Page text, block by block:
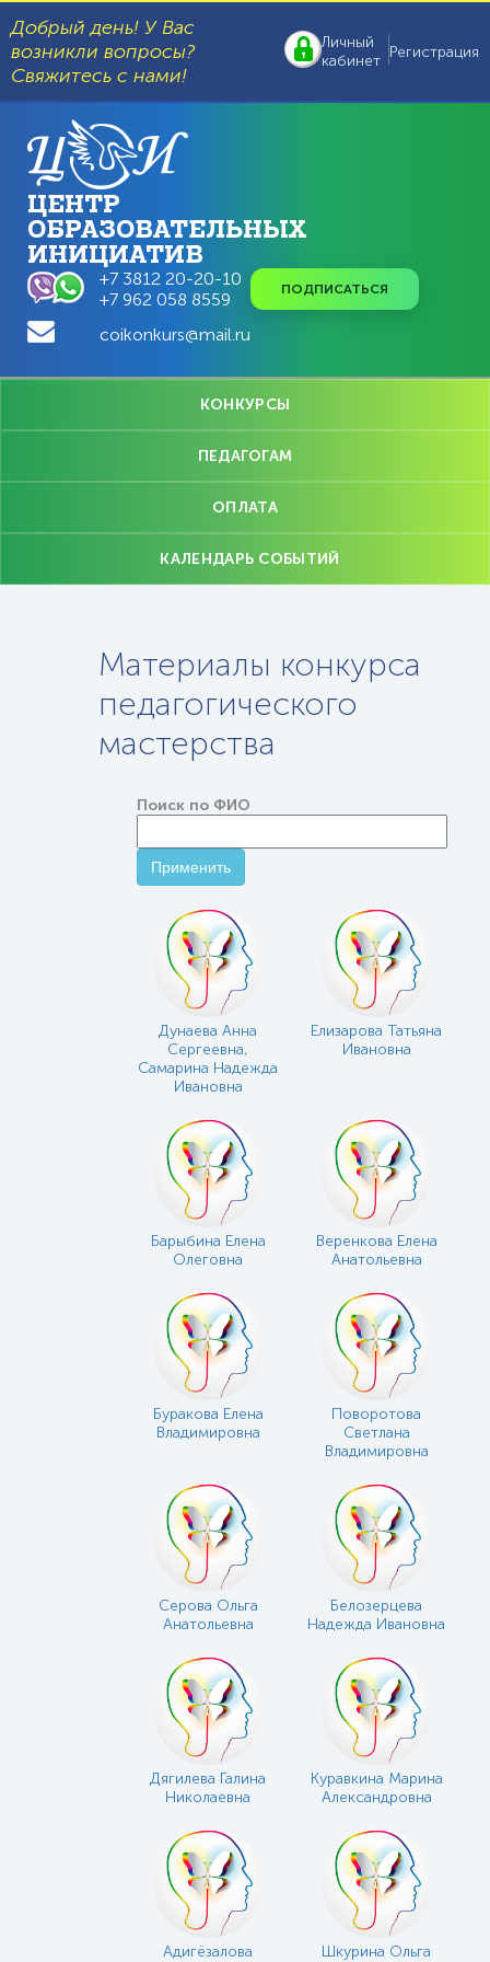
основному
содержанию
Добрый день! У Вас
возникли вопросы?
Свяжитесь с нами!
Личный
кабинет Регистрация
ЦЕНТР
ОБРАЗОВАТЕЛЬНЫХ
ИНИЦИАТИВ
+7 3812 20-20-10
+7 962 058 8559
coikonkurs@mail.ru
ПОДПИСАТЬСЯ
меню
КОНКУРСЫ
ПЕДАГОГАМ
ОПЛАТА
КАЛЕНДАРЬ СОБЫТИЙ
Материалы конкурса
педагогического
мастерства
Поиск по ФИО
Дунаева Анна
Сергеевна,
Самарина Надежда
Ивановна
Елизарова Татьяна
Ивановна
Барыбина Елена
Олеговна
Веренкова Елена
Анатольевна
Буракова Елена
Владимировна
Поворотова
Светлана
Владимировна
Серова Ольга
Анатольевна
Белозерцева
Надежда Ивановна
Дягилева Галина
Николаевна
Куравкина Марина
Александровна
Адигёзалова
Шкурина Ольга